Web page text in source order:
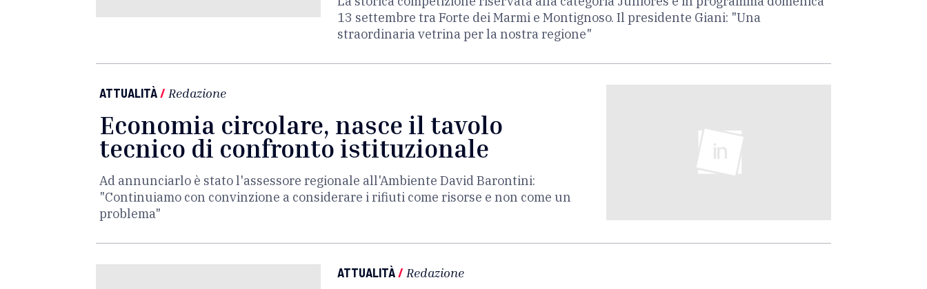
13 settembre tra Forte dei Marmi e Montignoso. Il presidente Giani: "Una
straordinaria vetrina per la nostra regione"
ATTUALITÀ/ Redazione
Economia circolare, nasce il tavolo
tecnico di confronto istituzionale
Ad annunciarlo è stato l'assessore regionale all'Ambiente David Barontini:
"Continuiamo con convinzione a considerare i rifiuti come risorse e non come un
problema"
ATTUALITÀ/ Redazione